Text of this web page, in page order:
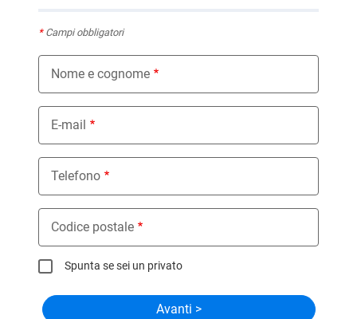
*Campi obbligatori
Nome e cognome
E-mail
Telefono
Codice postale
Spunta se sei un privato